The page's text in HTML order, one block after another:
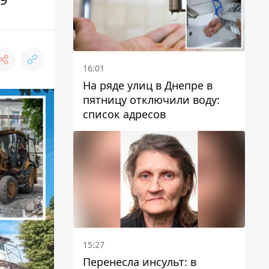
16:01
На ряде улиц в Днепре в
пятницу отключили воду:
список адресов
15:27
Перенесла инсульт: в